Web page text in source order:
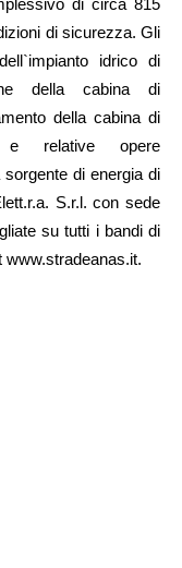
di circa 815
di sicurezza. Gli
idrico di
della cabina di
della cabina di
e relative opere
di energia di
S.r.l. con sede
su tutti i bandi di
www.stradeanas.it.